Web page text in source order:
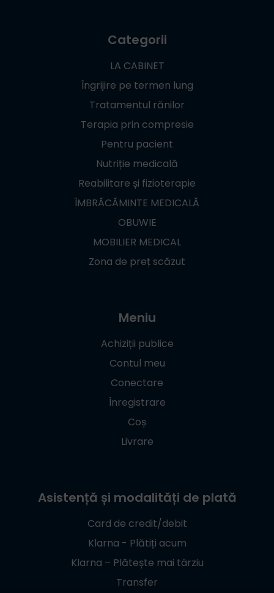
Categorii
LA CABINET
Îngrijire pe termen lung
Tratamentul rănilor
Terapia prin compresie
Pentru pacient
Nutriție medicală
Reabilitare și fizioterapie
ÎMBRĂCĂMINTE MEDICALĂ
OBUWIE
MOBILIER MEDICAL
Zona de preț scăzut
Meniu
Achiziții publice
Contul meu
Conectare
Înregistrare
Coș
Livrare
Asistență și modalități de plată
Card de credit/debit
Klarna - Plătiți acum
Klarna – Plătește mai târziu
Transfer